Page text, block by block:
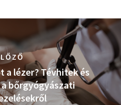
a lézer? Tévhitek és
bőrgyógyászati